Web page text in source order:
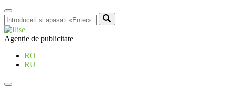
Agenție de publicitate
RO
RU